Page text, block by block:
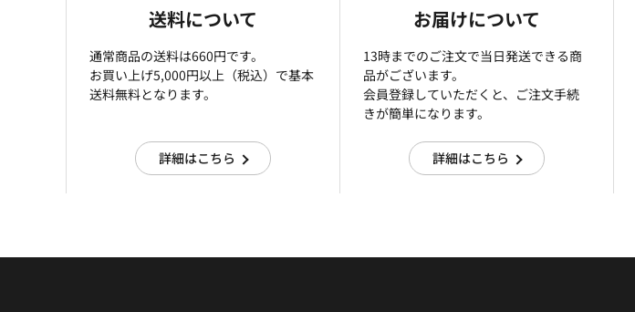
送料について
通常商品の送料は660円です。
お買い上げ5,000円以上（税込）で基本
送料無料となります。
詳細はこちら
お届けについて
13時までのご注文で当日発送できる商
品がございます。
会員登録していただくと、ご注文手続
きが簡単になります。
詳細はこちら